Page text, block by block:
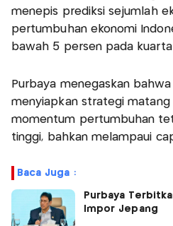
menepis prediksi sejumlah
pertumbuhan ekonomi
bawah 5 persen pada
Purbaya menegaskan
menyiapkan strategi matang
momentum pertumbuhan
tinggi, bahkan melampaui
Baca Juga :
Purbaya
Impor Jepang